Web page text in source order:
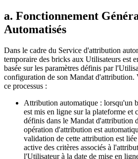
a. Fonctionnement
Automatisés
Dans le cadre du Service d'attribution
temporaire des bricks aux Utilisateurs est
basée sur les paramètres définis par
configuration de son Mandat d'attribution.
ce processus :
Attribution automatique : lorsqu'un
est mis en ligne sur la plateforme et
définis dans le Mandat d'attribution
opération d'attribution est
validation de cette attribution est
active des critères associés à
l'Utilisateur à la date de mise en